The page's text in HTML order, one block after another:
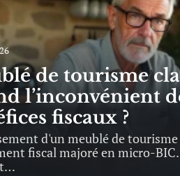
de tourisme
l’inconvénient
fiscaux ?
d'un meublé de
fiscal majoré en micro-
…